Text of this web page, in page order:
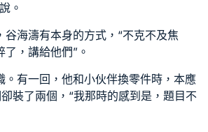
說。
谷海濤有本身的方式，“不克不及焦
，講給他們”。
。有一回，他和小伙伴換零件時，本應
裝了兩個，“我那時的感到是，題目不